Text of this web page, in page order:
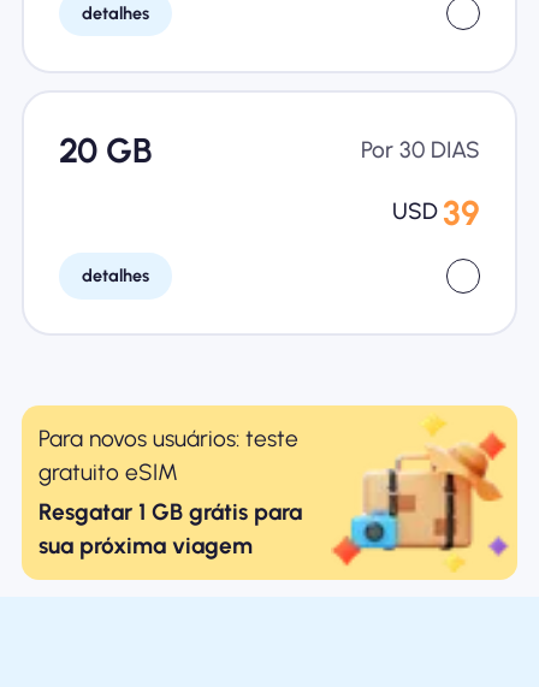
detalhes
20 GB Por 30 DIAS
USD 39
detalhes
Para novos usuários: teste
gratuito eSIM
Resgatar 1 GB grátis para
sua próxima viagem